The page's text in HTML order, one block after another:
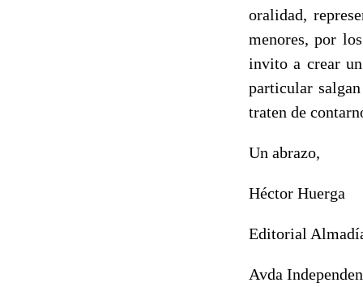
oralidad,
menores, por
invito a crear
particular
traten de
Un abrazo,
Héctor Huerga
Editorial
Avda